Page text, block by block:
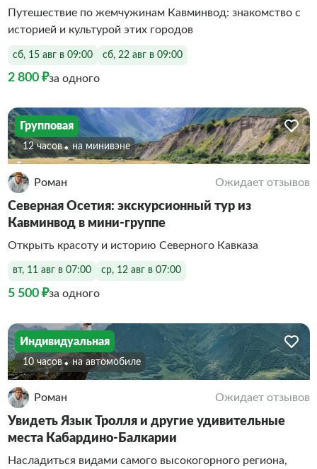
Путешествие по жемчужинам Кавминвод: знакомство с
историей и культурой этих городов
сб, 15 авг в 09:00 сб, 22 авг в 09:00
2 800 ₽за одного
Групповая
12 часов На минивэне
Роман Ожидает отзывов
Северная Осетия: экскурсионный тур из
Кавминвод в мини-группе
Открыть красоту и историю Северного Кавказа
вт, 11 авг в 07:00 ср, 12 авг в 07:00
5 500 ₽за одного
Индивидуальная
10 часов На автомобиле
Роман Ожидает отзывов
Увидеть Язык Тролля и другие удивительные
места Кабардино-Балкарии
Насладиться видами самого высокогорного региона,